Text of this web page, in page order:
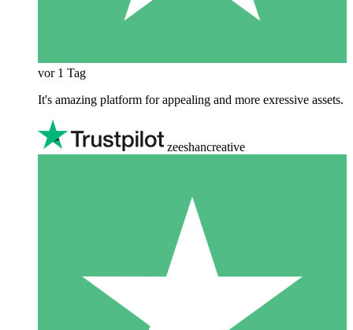
vor 1 Tag
It's amazing platform for appealing and more exressive assets.
zeeshancreative